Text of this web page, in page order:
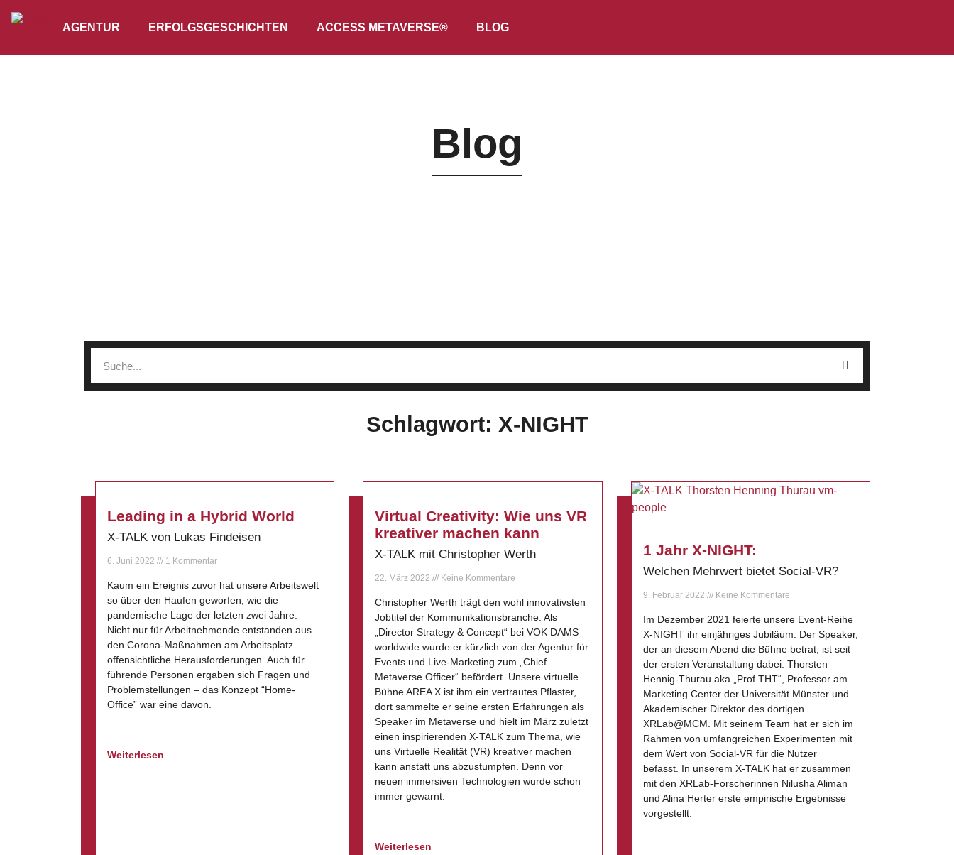
AGENTUR ERFOLGSGESCHICHTEN ACCESS METAVERSE® BLOG
Blog
Schlagwort: X-NIGHT
Leading in a Hybrid World
X-TALK von Lukas Findeisen
6. Juni 2022 1 Kommentar
Kaum ein Ereignis zuvor hat unsere Arbeitswelt
so über den Haufen geworfen, wie die
pandemische Lage der letzten zwei Jahre.
Nicht nur für Arbeitnehmende entstanden aus
den Corona-Maßnahmen am Arbeitsplatz
offensichtliche Herausforderungen. Auch für
führende Personen ergaben sich Fragen und
Problemstellungen – das Konzept “Home-
Office” war eine davon.
Weiterlesen
Virtual Creativity: Wie uns VR
kreativer machen kann
X-TALK mit Christopher Werth
22. März 2022 Keine Kommentare
Christopher Werth trägt den wohl innovativsten
Jobtitel der Kommunikationsbranche. Als
„Director Strategy & Concept“ bei VOK DAMS
worldwide wurde er kürzlich von der Agentur für
Events und Live-Marketing zum „Chief
Metaverse Officer“ befördert. Unsere virtuelle
Bühne AREA X ist ihm ein vertrautes Pflaster,
dort sammelte er seine ersten Erfahrungen als
Speaker im Metaverse und hielt im März zuletzt
einen inspirierenden X-TALK zum Thema, wie
uns Virtuelle Realität (VR) kreativer machen
kann anstatt uns abzustumpfen. Denn vor
neuen immersiven Technologien wurde schon
immer gewarnt.
Weiterlesen
1 Jahr X-NIGHT:
Welchen Mehrwert bietet Social-VR?
9. Februar 2022 Keine Kommentare
Im Dezember 2021 feierte unsere Event-Reihe
X-NIGHT ihr einjähriges Jubiläum. Der Speaker,
der an diesem Abend die Bühne betrat, ist seit
der ersten Veranstaltung dabei: Thorsten
Hennig-Thurau aka „Prof THT“, Professor am
Marketing Center der Universität Münster und
Akademischer Direktor des dortigen
XRLab@MCM. Mit seinem Team hat er sich im
Rahmen von umfangreichen Experimenten mit
dem Wert von Social-VR für die Nutzer
befasst. In unserem X-TALK hat er zusammen
mit den XRLab-Forscherinnen Nilusha Aliman
und Alina Herter erste empirische Ergebnisse
vorgestellt.